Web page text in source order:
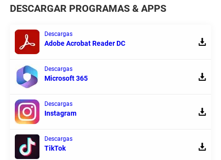
DESCARGAR PROGRAMAS & APPS
Descargas
Adobe Acrobat Reader DC
Descargas
Microsoft 365
Descargas
Instagram
Descargas
TikTok